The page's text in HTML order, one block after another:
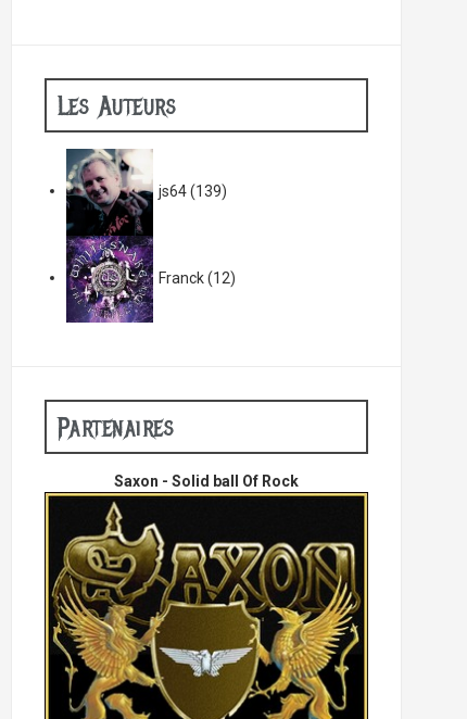
Les Auteurs
js64(139)
Franck(12)
Partenaires
Saxon - Solid ball Of Rock